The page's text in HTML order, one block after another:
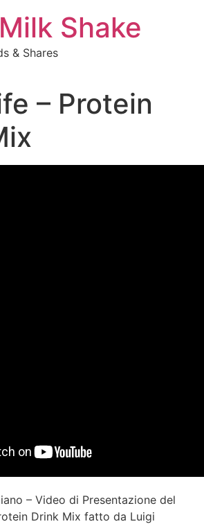
Shake
& Shares
– Protein
– Video di Presentazione del
Drink Mix fatto da Luigi